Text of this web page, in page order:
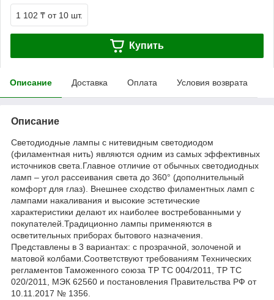
1 102 ₸ от 10 шт.
Купить
Описание Доставка Оплата Условия возврата
Описание
Светодиодные лампы с нитевидным светодиодом
(филаментная нить) являются одним из самых эффективных
источников света.Главное отличие от обычных светодиодных
ламп – угол рассеивания света до 360° (дополнительный
комфорт для глаз). Внешнее сходство филаментных ламп с
лампами накаливания и высокие эстетические
характеристики делают их наиболее востребованными у
покупателей.Традиционно лампы применяются в
осветительных приборах бытового назначения.
Представлены в 3 вариантах: с прозрачной, золоченой и
матовой колбами.Соответствуют требованиям Технических
регламентов Таможенного союза ТР ТС 004/2011, ТР ТС
020/2011, МЭК 62560 и постановления Правительства РФ от
10.11.2017 № 1356.